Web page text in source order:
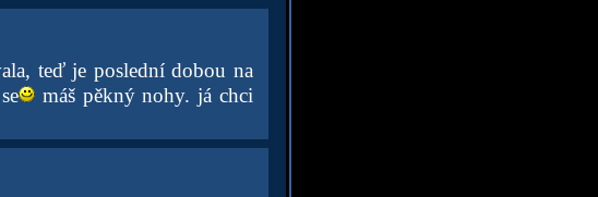
teď je poslední dobou na
máš pěkný nohy. já chci